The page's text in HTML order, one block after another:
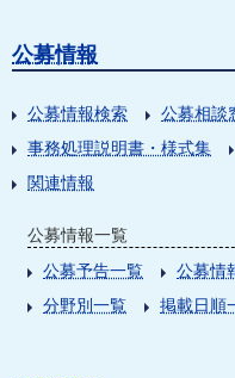
公募情報
公募情報検索 公募相談
事務処理説明書・様式集
関連情報
公募情報一覧
公募予告一覧
公募情
分野別一覧
掲載日順